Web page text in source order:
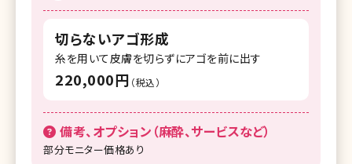
切らないアゴ形成
糸を用いて皮膚を切らずにアゴを前に出す
220,000円 （税込）
備考、オプション（麻酔、サービスなど）
部分モニター価格あり